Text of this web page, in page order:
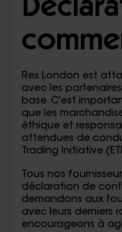
Rex London est
avec les
base. C'est
que les
éthique et
attendues de
Trading Initiative
Tous nos
déclaration de
demandons aux
avec leurs derniers
encourageons à